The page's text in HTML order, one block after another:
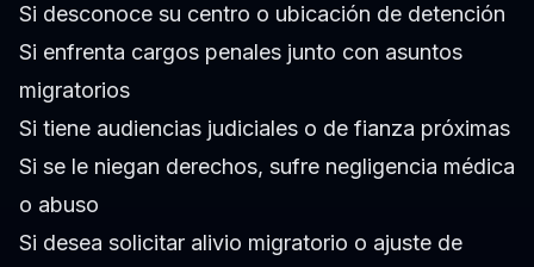
Si desconoce su centro o ubicación de detención
Si enfrenta cargos penales junto con asuntos
migratorios
Si tiene audiencias judiciales o de fianza próximas
Si se le niegan derechos, sufre negligencia médica
o abuso
Si desea solicitar alivio migratorio o ajuste de